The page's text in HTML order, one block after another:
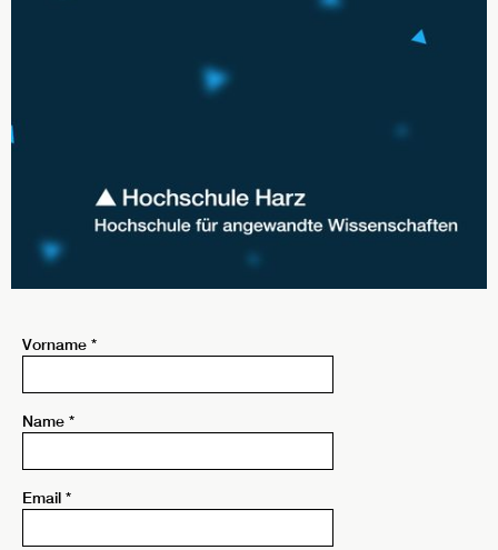
Vorname *
Name *
Email *